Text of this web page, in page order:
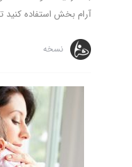
آرام بخش استفاده کنید
نسخه